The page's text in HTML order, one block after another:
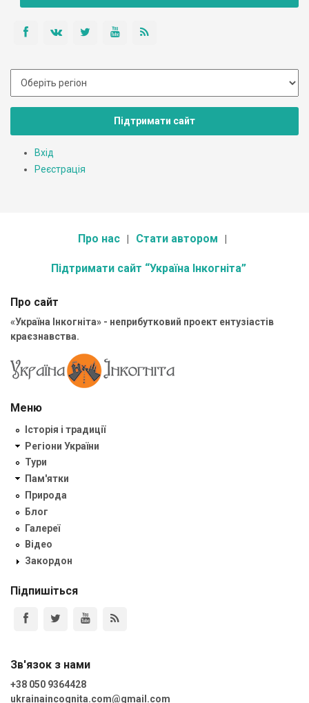
Підтримати сайт
Вхід
Реєстрація
Про нас Стати автором
Підтримати сайт “Україна Інкогніта”
Про сайт
«Україна Інкогніта» - неприбутковий проект ентузіастів
краєзнавства.
Меню
Історія і традиції
Регіони України
Тури
Пам'ятки
Природа
Блог
Галереї
Відео
Закордон
Підпишіться
Зв'язок з нами
+38 050 9364428
ukrainaincognita.com@gmail.com